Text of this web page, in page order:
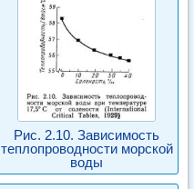
Рис. 2.10. Зависимость
теплопроводности морской
воды